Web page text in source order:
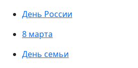
День России
8 марта
День семьи